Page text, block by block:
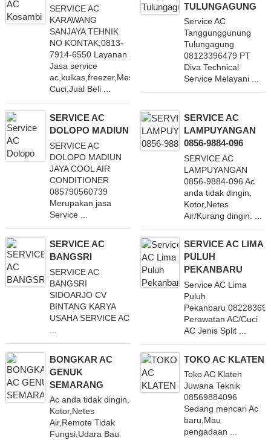
SERVICE AC
KARAWANG
SANJAYA TEHNIK
NO KONTAK;0813-
7914-6550 Layanan
Jasa service
ac,kulkas,freezer,Mesin
Cuci,Jual Beli ...
TULUNGAGUNG
Service AC
Tanggunggunung
Tulungagung
08123396479 PT
Diva Technical
Service Melayani ...
SERVICE AC
DOLOPO MADIUN
SERVICE AC
DOLOPO MADIUN
JAYA COOL AIR
CONDITIONER
085790560739
Merupakan jasa
Service ...
SERVICE AC
LAMPUYANGAN
0856-9884-096
SERVICE AC
LAMPUYANGAN
0856-9884-096 Ac
anda tidak dingin,
Kotor,Netes
Air/Kurang dingin. ...
SERVICE AC
BANGSRI
SERVICE AC
BANGSRI
SIDOARJO CV
BINTANG KARYA
USAHA SERVICE AC
SERVICE AC LIMA
PULUH
PEKANBARU
Service AC Lima
Puluh
Pekanbaru
Perawatan AC/Cuci
AC Jenis Split ...
BONGKAR AC
GENUK
SEMARANG
Ac anda tidak dingin,
Kotor,Netes
Air,Remote Tidak
Fungsi,Udara Bau
TOKO AC KLATEN
Toko AC Klaten
Juwana Teknik
08569884096
Sedang mencari Ac
baru,Mau
pengadaan ...